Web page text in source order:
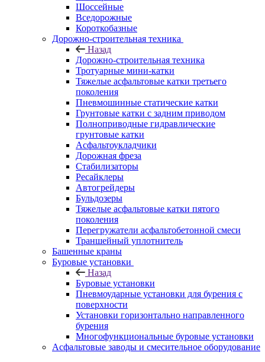
Шоссейные
Вседорожные
Короткобазные
Дорожно-строительная техника
Назад
Дорожно-строительная техника
Тротуарные мини-катки
Тяжелые асфальтовые катки третьего
поколения
Пневмошинные статические катки
Грунтовые катки с задним приводом
Полноприводные гидравлические
грунтовые катки
Асфальтоукладчики
Дорожная фреза
Стабилизаторы
Ресайклеры
Автогрейдеры
Бульдозеры
Тяжелые асфальтовые катки пятого
поколения
Перегружатели асфальтобетонной смеси
Траншейный уплотнитель
Башенные краны
Буровые установки
Назад
Буровые установки
Пневмоударные установки для бурения с
поверхности
Установки горизонтально направленного
бурения
Многофункциональные буровые установки
Асфальтовые заводы и смесительное оборудование